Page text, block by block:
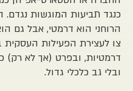
כנגד תביעות המוגשות נגדם.
הרוחני הוא דרמטי, אבל גם
צו לעצירת הפעילות העסקית
דרמטיות, ובפרט (אך לא רק)
ובלי גב כלכלי גדול.